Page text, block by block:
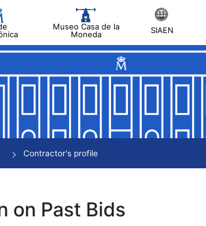
Museo Casa de la
Moneda
SIAEN
Contractor's profile
on Past Bids